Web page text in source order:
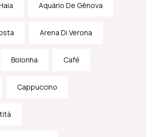
Aquário De Gênova
Arena Di Verona
Bolonha Café
Cappuccino